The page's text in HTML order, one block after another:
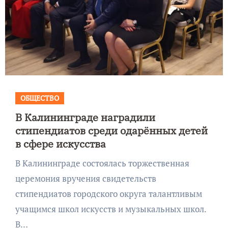
ОБЩЕСТВО
В Калининграде наградили
стипендиатов среди одарённых детей
в сфере искусства
В Калининграде состоялась торжественная
церемония вручения свидетельств
стипендиатов городского округа талантливым
учащимся школ искусств и музыкальных школ.
В…